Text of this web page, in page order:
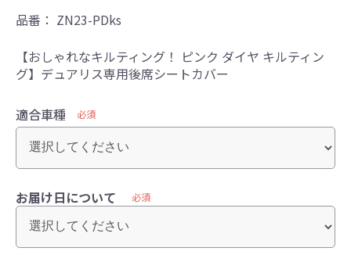
品番： ZN23-PDks
【おしゃれなキルティング！ ピンク ダイヤ キルティン
グ】デュアリス専用後席シートカバー
適合車種 必須
お届け日について 必須